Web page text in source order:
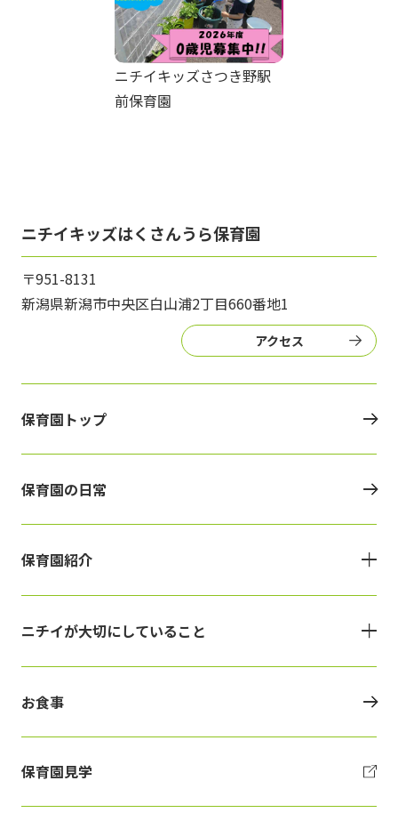
ニチイキッズさつき野駅
前保育園
ニチイキッズはくさんうら保育園
〒951-8131
新潟県新潟市中央区白山浦2丁目660番地1
アクセス
保育園トップ
保育園の日常
保育園紹介
ニチイが大切にしていること
お食事
保育園見学